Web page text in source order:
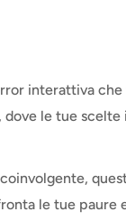
interattiva
le tue
le tue paure